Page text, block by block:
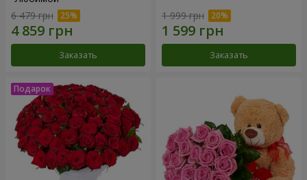
6 479 грн
Заказать
1 999 грн
Заказать